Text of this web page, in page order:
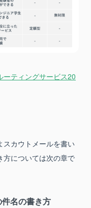
ーティングサービス20
スカウトメールを書い
方については次の章で
件名の書き方